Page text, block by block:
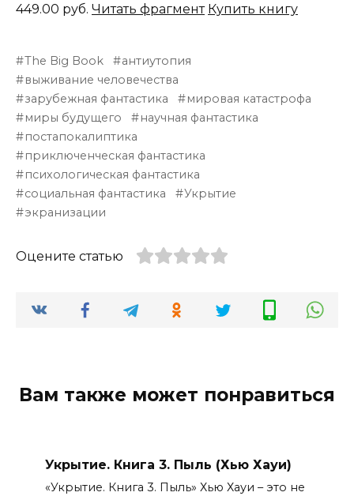
449.00 руб. Читать фрагмент Купить книгу
The Big Book
антиутопия
выживание человечества
зарубежная фантастика
мировая катастрофа
миры будущего
научная фантастика
постапокалиптика
приключенческая фантастика
психологическая фантастика
социальная фантастика
Укрытие
экранизации
Оцените статью
Вам также может понравиться
Укрытие. Книга 3. Пыль (Хью Хауи)
«Укрытие. Книга 3. Пыль» Хью Хауи – это не